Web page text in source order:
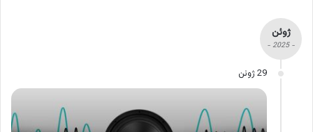
ژوئن
- 2025 -
29 ژوئن